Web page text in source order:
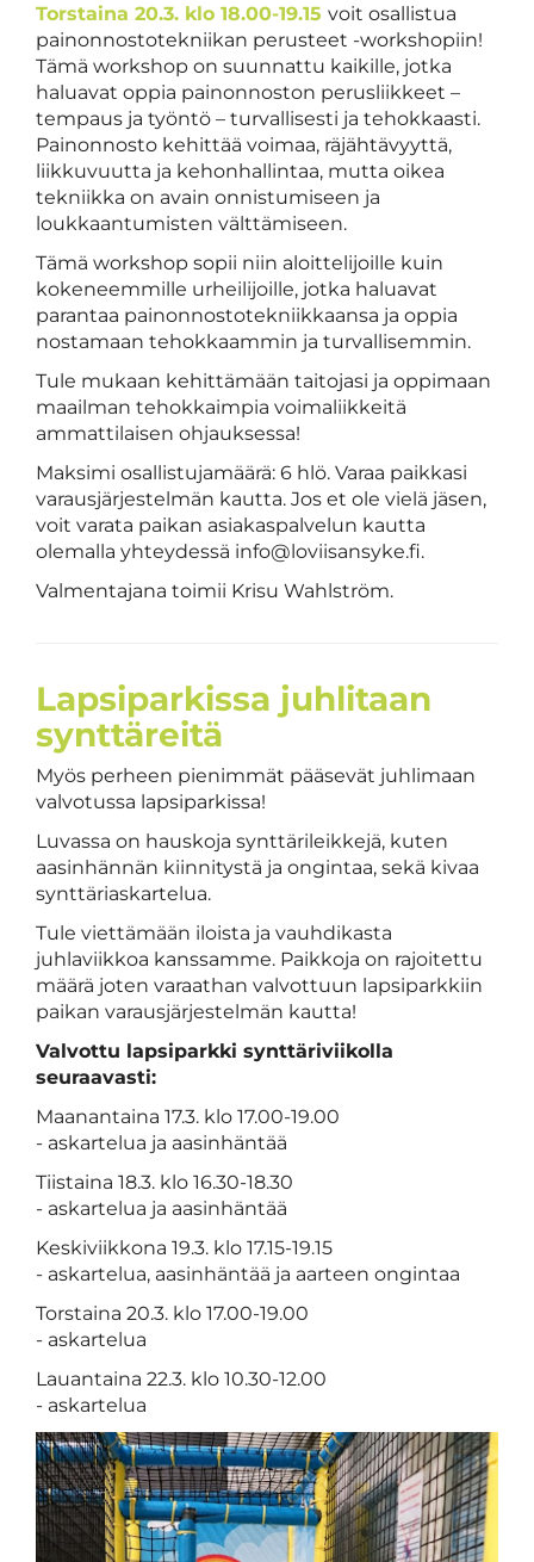
Torstaina 20.3. klo 18.00-19.15 voit osallistua
painonnostotekniikan perusteet -workshopiin!
Tämä workshop on suunnattu kaikille, jotka
haluavat oppia painonnoston perusliikkeet –
tempaus ja työntö – turvallisesti ja tehokkaasti.
Painonnosto kehittää voimaa, räjähtävyyttä,
liikkuvuutta ja kehonhallintaa, mutta oikea
tekniikka on avain onnistumiseen ja
loukkaantumisten välttämiseen.
Tämä workshop sopii niin aloittelijoille kuin
kokeneemmille urheilijoille, jotka haluavat
parantaa painonnostotekniikkaansa ja oppia
nostamaan tehokkaammin ja turvallisemmin.
Tule mukaan kehittämään taitojasi ja oppimaan
maailman tehokkaimpia voimaliikkeitä
ammattilaisen ohjauksessa!
Maksimi osallistujamäärä: 6 hlö. Varaa paikkasi
varausjärjestelmän kautta. Jos et ole vielä jäsen,
voit varata paikan asiakaspalvelun kautta
olemalla yhteydessä info@loviisansyke.fi.
Valmentajana toimii Krisu Wahlström.
Lapsiparkissa juhlitaan
synttäreitä
Myös perheen pienimmät pääsevät juhlimaan
valvotussa lapsiparkissa!
Luvassa on hauskoja synttärileikkejä, kuten
aasinhännän kiinnitystä ja ongintaa, sekä kivaa
synttäriaskartelua.
Tule viettämään iloista ja vauhdikasta
juhlaviikkoa kanssamme. Paikkoja on rajoitettu
määrä joten varaathan valvottuun lapsiparkkiin
paikan varausjärjestelmän kautta!
Valvottu lapsiparkki synttäriviikolla
seuraavasti:
Maanantaina 17.3. klo 17.00-19.00
- askartelua ja aasinhäntää
Tiistaina 18.3. klo 16.30-18.30
- askartelua ja aasinhäntää
Keskiviikkona 19.3. klo 17.15-19.15
- askartelua, aasinhäntää ja aarteen ongintaa
Torstaina 20.3. klo 17.00-19.00
- askartelua
Lauantaina 22.3. klo 10.30-12.00
- askartelua